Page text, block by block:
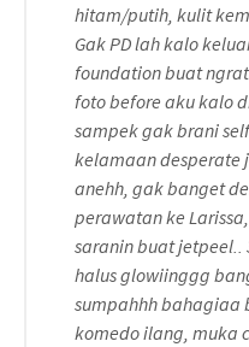
hitam/putih, kulit
Gak PD lah kalo
foundation buat
foto before aku kalo
sampek gak brani
kelamaan desperate
anehh, gak banget
perawatan ke
saranin buat
halus glowiinggg
sumpahhh bahagiaa
komedo ilang, muka